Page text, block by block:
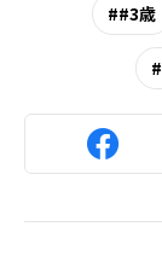
#3歳